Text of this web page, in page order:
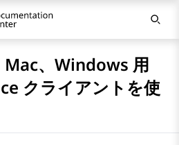
、Windows 用
クライアントを使